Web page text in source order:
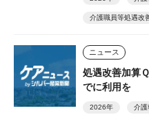
介護職員等処遇改
ニュース
処遇改善加算
でに利用を
2026年 介護